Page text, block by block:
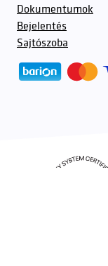
Dokumentumok
Bejelentés
Sajtószoba